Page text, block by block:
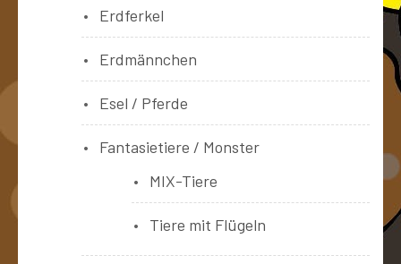
Erdferkel
Erdmännchen
Esel / Pferde
Fantasietiere / Monster
MIX-Tiere
Tiere mit Flügeln